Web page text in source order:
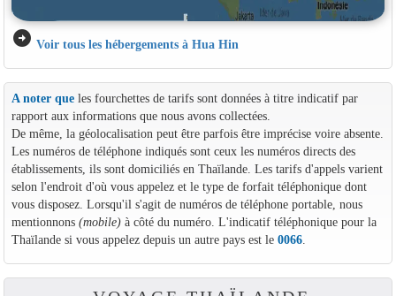
arrow_circle_right Voir tous les hébergements à Hua Hin
A noter queles fourchettes de tarifs sont données à titre indicatif par
rapport aux informations que nous avons collectées.
De même, la géolocalisation peut être parfois être imprécise voire absente.
Les numéros de téléphone indiqués sont ceux les numéros directs des
établissements, ils sont domiciliés en Thaïlande. Les tarifs d'appels varient
selon l'endroit d'où vous appelez et le type de forfait téléphonique dont
vous disposez. Lorsqu'il s'agit de numéros de téléphone portable, nous
mentionnons (mobile)à côté du numéro. L'indicatif téléphonique pour la
Thaïlande si vous appelez depuis un autre pays est le 0066.